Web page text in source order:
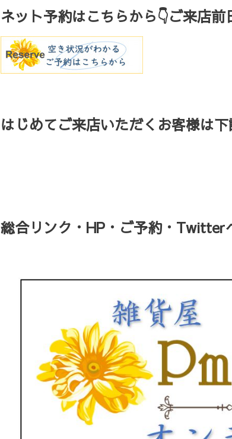
ネット予約はこちらから👇ご来店前
はじめてご来店いただくお客様は
総合リンク・HP・ご予約・Twitter